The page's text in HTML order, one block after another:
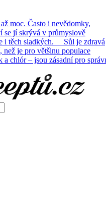
moc. Často i nevědomky,
se jí skrývá v průmyslově
i těch sladkých. Sůl je zdravá
je pro většinu populace
chlór – jsou zásadní pro